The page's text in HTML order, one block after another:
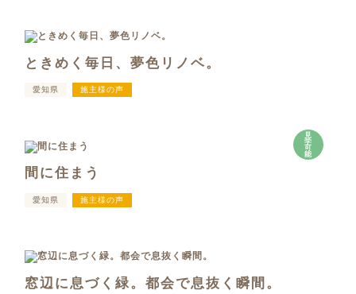
ときめく毎日、夢色リノベ。
愛知県 施主様の声
見
学
可
能
間に住まう
愛知県 施主様の声
窓辺に息づく緑。都会で息抜く瞬間。